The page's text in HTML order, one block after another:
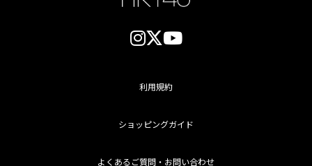
利用規約
ショッピングガイド
よくあるご質問・お問い合わせ